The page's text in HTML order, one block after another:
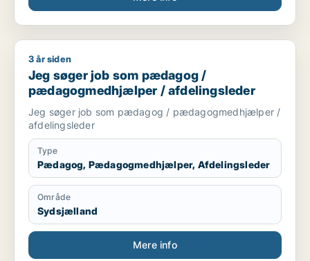
Jeg søger job som pædagog / pædagogmedhjælper /
3 år siden
Jeg søger job som pædagog /
pædagogmedhjælper / afdelingsleder
Jeg søger job som pædagog / pædagogmedhjælper /
afdelingsleder
Type
Pædagog, Pædagogmedhjælper, Afdelingsleder
Område
Sydsjælland
Mere info